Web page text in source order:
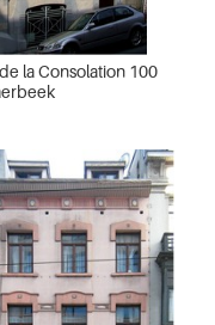
la Consolation 100